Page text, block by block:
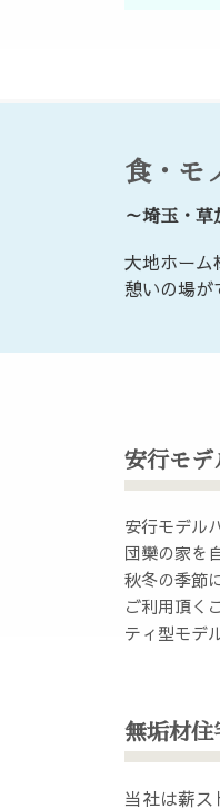
食・モ
～埼玉・草
大地ホーム
憩いの場が
安行モデ
安行モデル
団欒の家を
秋冬の季節
ご利用頂く
ティ型モデ
無垢材住
当社は薪